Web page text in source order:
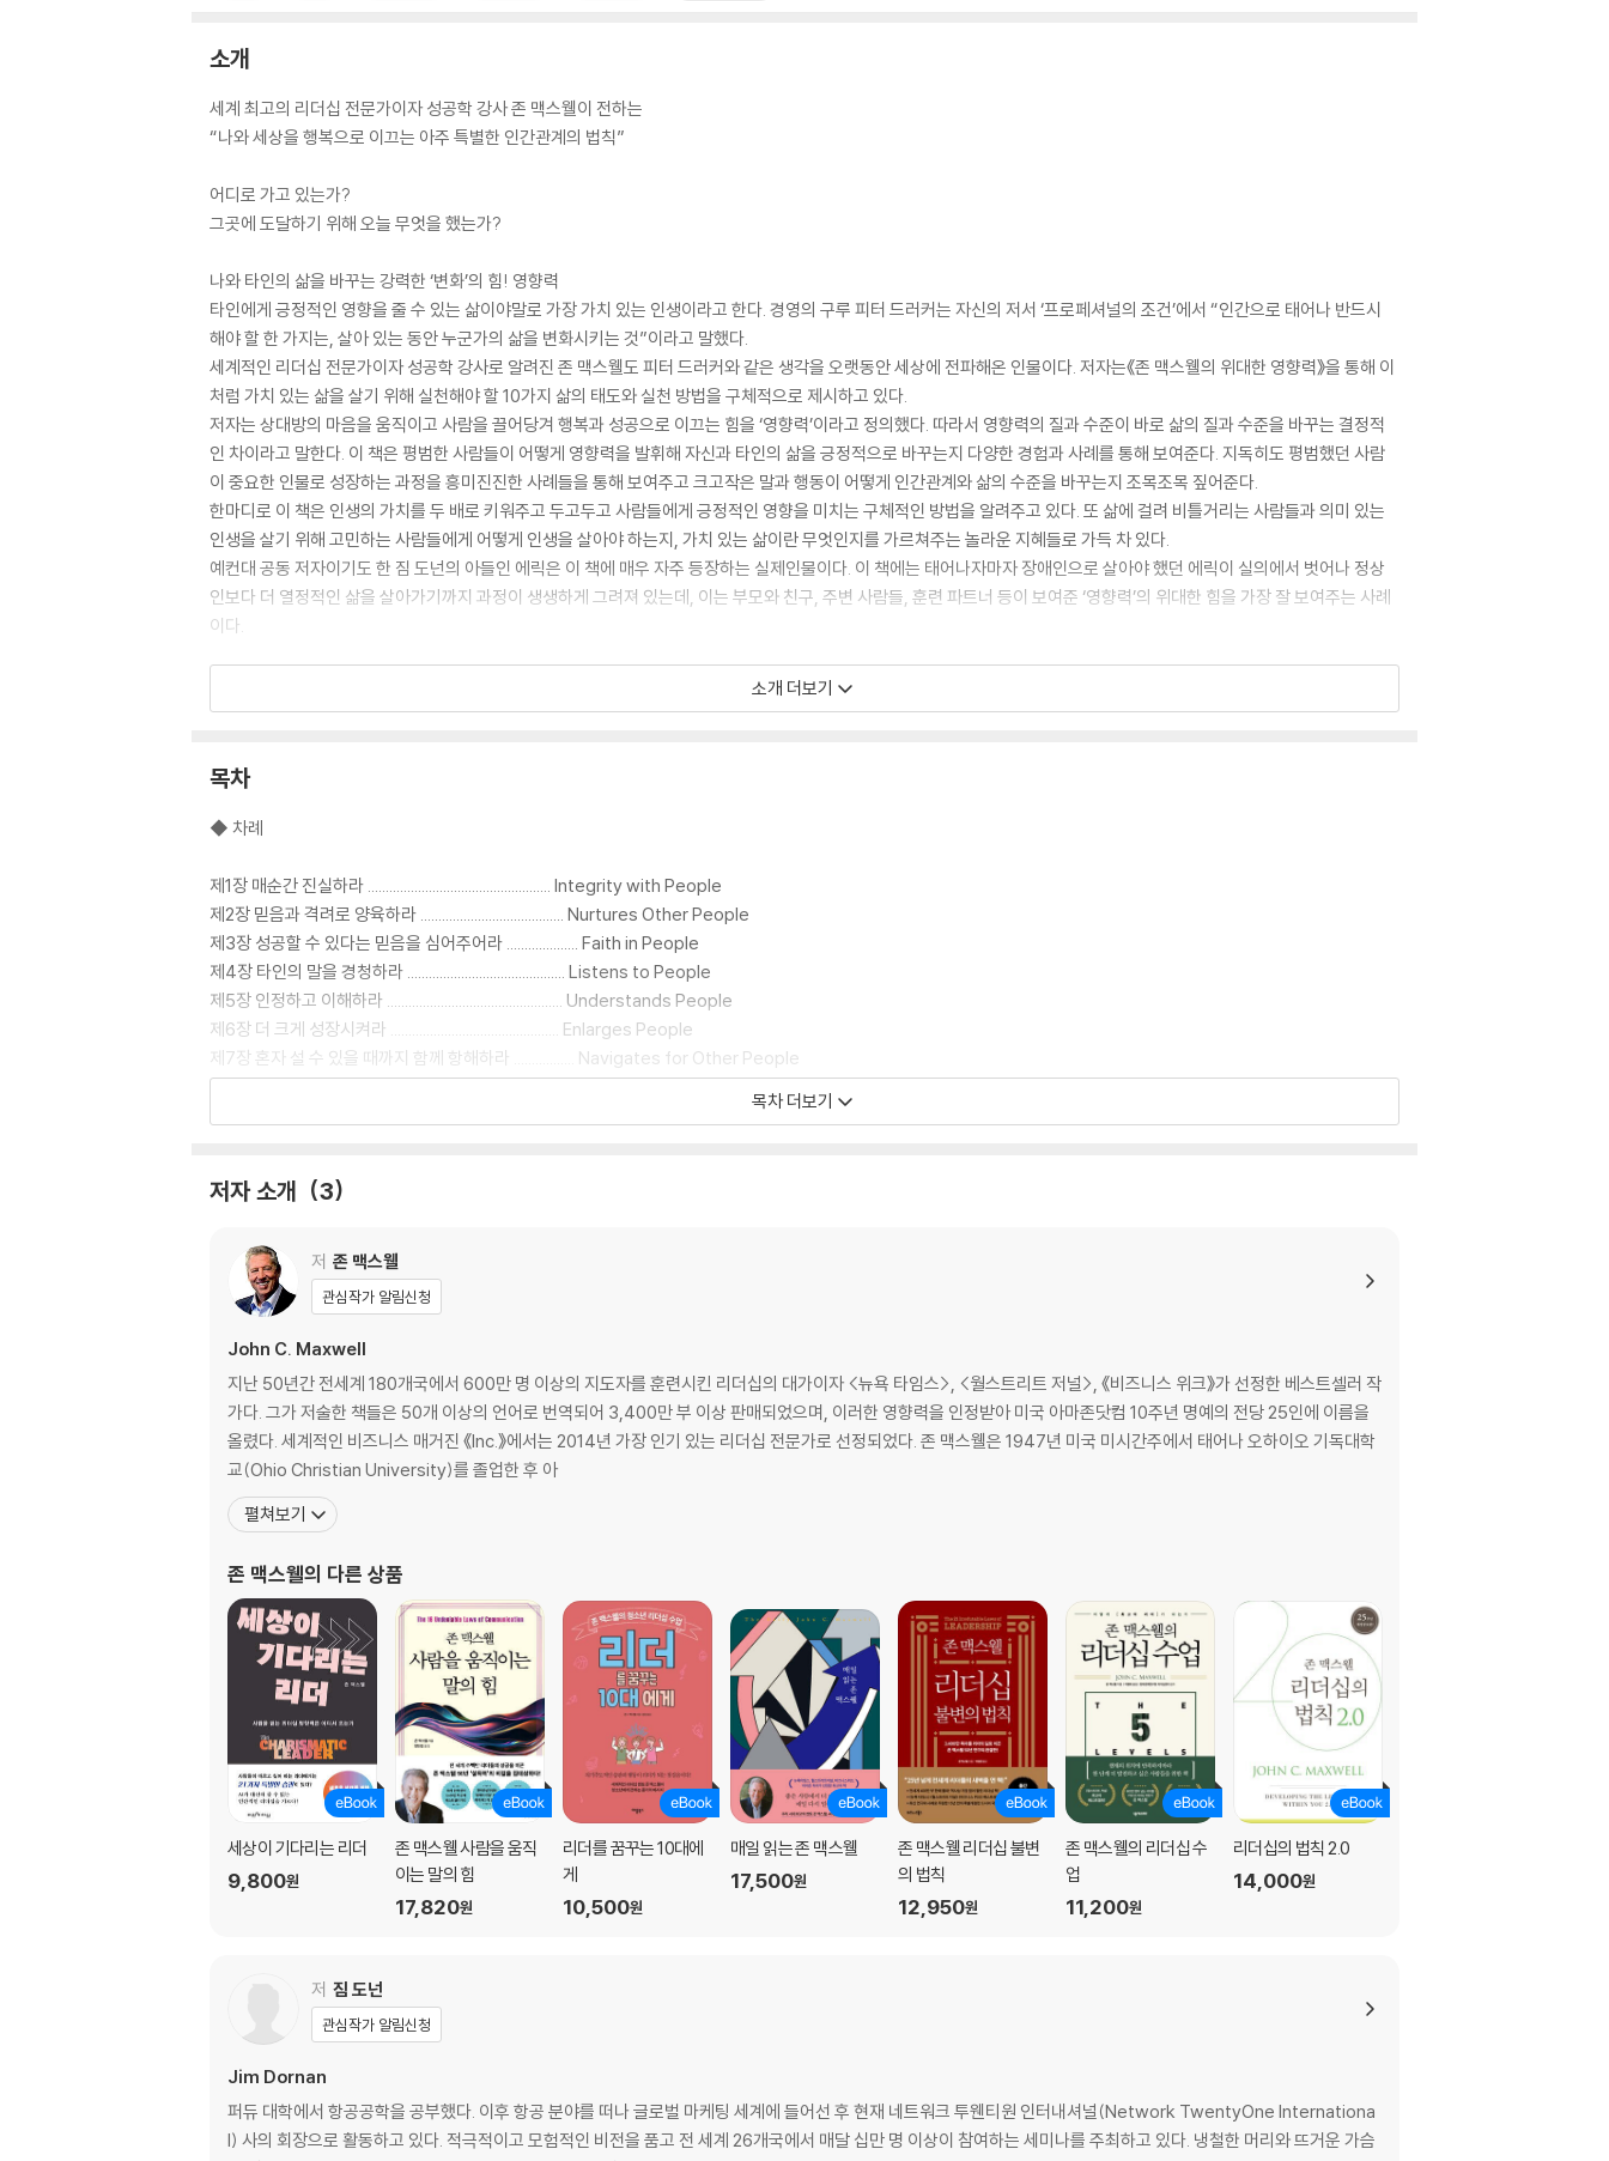
소개
세계 최고의 리더십 전문가이자 성공학 강사 존 맥스웰이 전하는
“나와 세상을 행복으로 이끄는 아주 특별한 인간관계의 법칙”
어디로 가고 있는가?
그곳에 도달하기 위해 오늘 무엇을 했는가?
나와 타인의 삶을 바꾸는 강력한 ‘변화’의 힘! 영향력
타인에게 긍정적인 영향을 줄 수 있는 삶이야말로 가장 가치 있는 인생이라고 한다. 경영의 구루 피터 드러커는 자신의 저서 ‘프로페셔널의 조건’에서 “인간으로 태어나 반드시
해야 할 한 가지는, 살아 있는 동안 누군가의 삶을 변화시키는 것”이라고 말했다.
세계적인 리더십 전문가이자 성공학 강사로 알려진 존 맥스웰도 피터 드러커와 같은 생각을 오랫동안 세상에 전파해온 인물이다. 저자는《존 맥스웰의 위대한 영향력》을 통해 이
처럼 가치 있는 삶을 살기 위해 실천해야 할 10가지 삶의 태도와 실천 방법을 구체적으로 제시하고 있다.
저자는 상대방의 마음을 움직이고 사람을 끌어당겨 행복과 성공으로 이끄는 힘을 ‘영향력’이라고 정의했다. 따라서 영향력의 질과 수준이 바로 삶의 질과 수준을 바꾸는 결정적
인 차이라고 말한다. 이 책은 평범한 사람들이 어떻게 영향력을 발휘해 자신과 타인의 삶을 긍정적으로 바꾸는지 다양한 경험과 사례를 통해 보여준다. 지독히도 평범했던 사람
이 중요한 인물로 성장하는 과정을 흥미진진한 사례들을 통해 보여주고 크고작은 말과 행동이 어떻게 인간관계와 삶의 수준을 바꾸는지 조목조목 짚어준다.
한마디로 이 책은 인생의 가치를 두 배로 키워주고 두고두고 사람들에게 긍정적인 영향을 미치는 구체적인 방법을 알려주고 있다. 또 삶에 걸려 비틀거리는 사람들과 의미 있는
인생을 살기 위해 고민하는 사람들에게 어떻게 인생을 살아야 하는지, 가치 있는 삶이란 무엇인지를 가르쳐주는 놀라운 지혜들로 가득 차 있다.
예컨대 공동 저자이기도 한 짐 도넌의 아들인 에릭은 이 책에 매우 자주 등장하는 실제인물이다. 이 책에는 태어나자마자 장애인으로 살아야 했던 에릭이 실의에서 벗어나 정상
인보다 더 열정적인 삶을 살아가기까지 과정이 생생하게 그려져 있는데, 이는 부모와 친구, 주변 사람들, 훈련 파트너 등이 보여준 ‘영향력’의 위대한 힘을 가장 잘 보여주는 사례
이다.
이 책이 그를 위대한 영향력을 발휘하는 사람으로 만들어줄 것이다. -지그 지글러(Zig Ziglar, ZIG ZIGLAR Corporation의 창립자)
? 이 책을 통해 당신은 주위에서 당신의 영향력을 기다리고 있는 사람들을 발견하고 그들의 삶에 ‘위대한 영향력’을 발휘할 수 있을 것이다. 존 맥스웰의 제안처럼 도전해보라. 어
? 저자들은 영향력 있는 인물들을 키우는 일에 평생을 바쳐왔다. 그리고 이 책을 통해 수년 동안, 각 분야에서 얻은 인생의 특별한 지혜를 공개했다. 유머와 진심으로 버무린 이 책
의 통찰은 실질적이면서 적용하기 쉽다는 것이 가장 큰 장점이다. -밥 테일러(Bob Taylor, Taylor Guitars의 사장)
? 저자들의 풍부한 경험과 전문지식, 날카로운 식견이 놀랍다. 이 책의 단순하면서도 심오한 조언을 따르면 삶에서나 직장에서 상상을 초월하는 성공을 거둘 수 있다. -폴 마이어
(SMI, Inc.의 창립자)
소개 더보기
목차
◆ 차례
제1장 매순간 진실하라 ................................................... Integrity with People
제2장 믿음과 격려로 양육하라 ........................................ Nurtures Other People
제3장 성공할 수 있다는 믿음을 심어주어라 .................... Faith in People
제4장 타인의 말을 경청하라 ............................................ Listens to People
제5장 인정하고 이해하라 ................................................. Understands People
제6장 더 크게 성장시켜라 ............................................... Enlarges People
제7장 혼자 설 수 있을 때까지 함께 항해하라 ................. Navigates for Other People
제8장 특별한 관계를 맺어라 ............................................ Connects with People
목차 더보기
저자 소개 3
저 존 맥스웰
관심작가 알림신청
John C. Maxwell
지난 50년간 전세계 180개국에서 600만 명 이상의 지도자를 훈련시킨 리더십의 대가이자 <뉴욕 타임스>, <월스트리트 저널>, 《비즈니스 위크》가 선정한 베스트셀러 작
가다. 그가 저술한 책들은 50개 이상의 언어로 번역되어 3,400만 부 이상 판매되었으며, 이러한 영향력을 인정받아 미국 아마존닷컴 10주년 명예의 전당 25인에 이름을
올렸다. 세계적인 비즈니스 매거진 《Inc.》에서는 2014년 가장 인기 있는 리더십 전문가로 선정되었다. 존 맥스웰은 1947년 미국 미시간주에서 태어나 오하이오 기독대학
교(Ohio Christian University)를 졸업한 후 아
펼쳐보기
존 맥스웰의 다른 상품
세상이 기다리는 리더
9,800원
존 맥스웰 사람을 움직
이는 말의 힘
17,820원
리더를 꿈꾸는 10대에
게
10,500원
매일 읽는 존 맥스웰
17,500원
존 맥스웰 리더십 불변
의 법칙
12,950원
존 맥스웰의 리더십 수
업
11,200원
리더십의 법칙 2.0
14,000원
저 짐 도넌
관심작가 알림신청
Jim Dornan
퍼듀 대학에서 항공공학을 공부했다. 이후 항공 분야를 떠나 글로벌 마케팅 세계에 들어선 후 현재 네트워크 투웬티원 인터내셔널(Network TwentyOne Internationa
l) 사의 회장으로 활동하고 있다. 적극적이고 모험적인 비전을 품고 전 세계 26개국에서 매달 십만 명 이상이 참여하는 세미나를 주최하고 있다. 냉철한 머리와 뜨거운 가슴